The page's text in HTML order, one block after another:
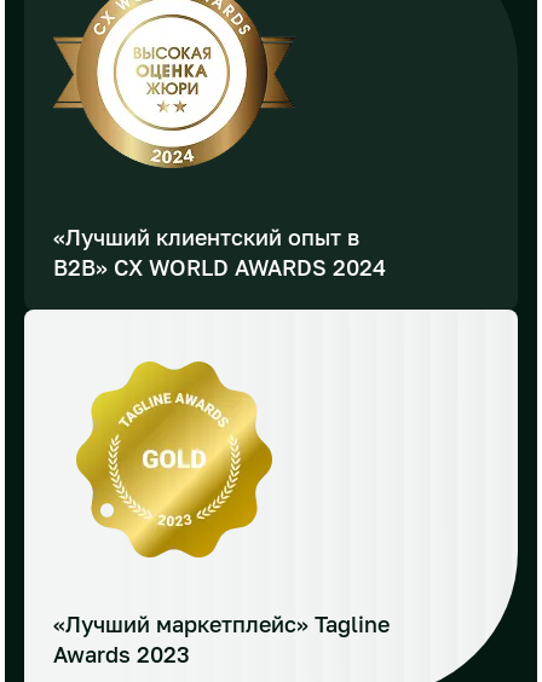
«Лучший клиентский опыт в
B2B» CX WORLD AWARDS 2024
«Лучший маркетплейс» Tagline
Awards 2023